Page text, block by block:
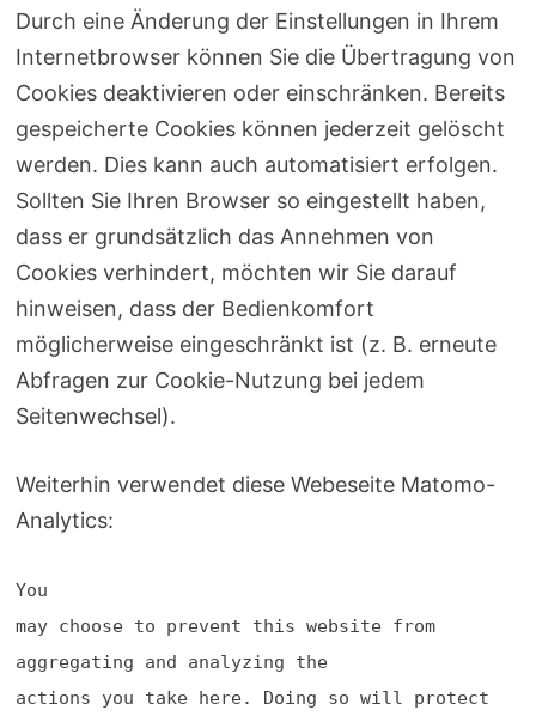
Durch eine Änderung der Einstellungen in Ihrem
Internetbrowser können Sie die Übertragung von
Cookies deaktivieren oder einschränken. Bereits
gespeicherte Cookies können jederzeit gelöscht
werden. Dies kann auch automatisiert erfolgen.
Sollten Sie Ihren Browser so eingestellt haben,
dass er grundsätzlich das Annehmen von
Cookies verhindert, möchten wir Sie darauf
hinweisen, dass der Bedienkomfort
möglicherweise eingeschränkt ist (z. B. erneute
Abfragen zur Cookie-Nutzung bei jedem
Seitenwechsel).
Weiterhin verwendet diese Webeseite Matomo-
Analytics:
You
may choose to prevent this website from
aggregating and analyzing the
actions you take here. Doing so will protect